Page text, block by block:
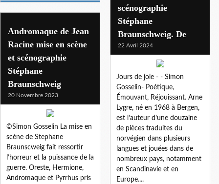
scénographie
Stéphane
Braunschweig. De
22 Avril 2024
Jours de joie - - Simon
Gosselin- Poétique,
Émouvant, Réjouissant. Arne
Lygre, né en 1968 à Bergen,
est l’auteur d’une douzaine
de pièces traduites du
norvégien dans plusieurs
langues et jouées dans de
nombreux pays, notamment
en Scandinavie et en
Europe....
Andromaque de Jean
Racine mise en scène
et scénographie
Stéphane
Braunschweig
20 Novembre 2023
©Simon Gosselin La mise en
scène de Stephane
Braunscweig fait ressortir
l’horreur et la puissance de la
guerre. Oreste, Hermione,
Andromaque et Pyrrhus pris